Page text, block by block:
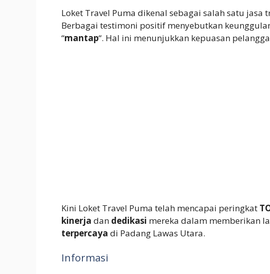
Loket Travel Puma dikenal sebagai salah satu jasa
Berbagai testimoni positif menyebutkan
“mantap“. Hal ini menunjukkan kepuasan
Kini Loket Travel Puma telah mencapai peringkat
kinerja dan dedikasi mereka dalam memberikan
terpercaya di Padang Lawas Utara.
Informasi